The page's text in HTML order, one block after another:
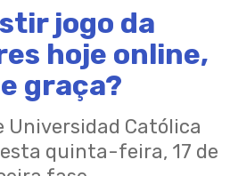
jogo da
hoje online,
graça?
Universidad Católica
quinta-feira, 17 de